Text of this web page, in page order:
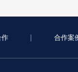
合作案